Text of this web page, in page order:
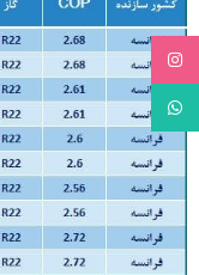
Instagram
WhatsApp